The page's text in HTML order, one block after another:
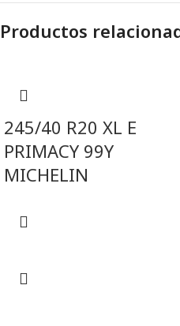
Productos
245/40 R20 XL E
PRIMACY 99Y
MICHELIN